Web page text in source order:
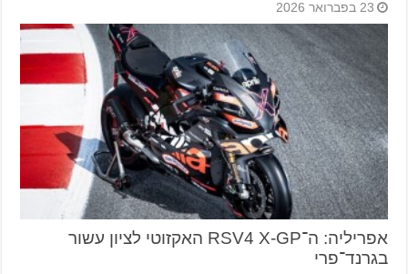
23 בפברואר 2026
אפריליה: ה־RSV4 X-GP האקזוטי לציון עשור
בגרנד־פרי